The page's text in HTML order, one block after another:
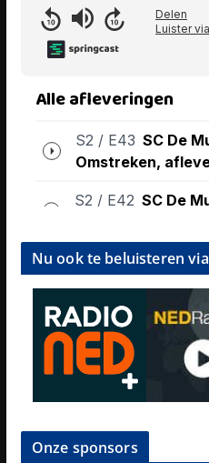
Nu ook te beluisteren via
Onze sponsors